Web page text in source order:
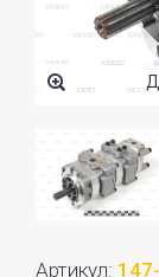
Артикул: